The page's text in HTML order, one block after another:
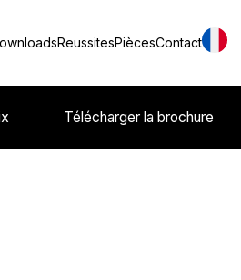
ReussitesPiècesContact
Télécharger la brochure